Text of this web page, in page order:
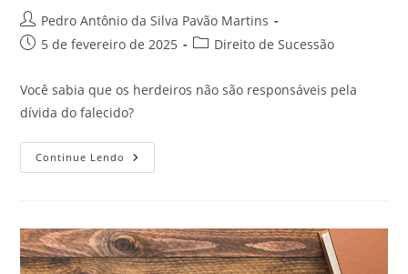
Autor
do
Pedro Antônio da Silva Pavão Martins
Post5 de fevereiro de 2025
Categoria
post:
Direito de Sucessão
Você sabia que os herdeiros não são responsáveis pela
dívida do falecido?
Continue Lendo Dívidas
Do